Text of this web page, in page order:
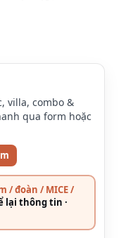
villa, combo &
qua form hoặc
/ đoàn / MICE /
lại thông tin ·